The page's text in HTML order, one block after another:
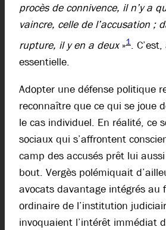
procès de connivence, il n’y a
vaincre, celle de l’accusation ;
rupture, il y en a deux»1.
essentielle.
Adopter une défense politique
reconnaître que ce qui se joue
le cas individuel. En réalité, ce
sociaux qui s’affrontent
camp des accusés prêt lui
bout. Vergès polémiquait
avocats davantage intégrés au
ordinaire de l’institution
invoquaient l’intérêt immédiat